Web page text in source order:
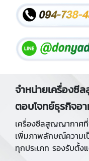
จำหน่ายเครื่องซี
ตอบโจทย์ธุรกิจอ
เครื่องซีลสูญญากาศ
เพิ่มภาพลักษณ์ความเ
ทุกประเภท รองรับตั้ง